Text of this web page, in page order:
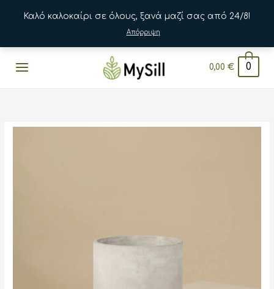
Καλό καλοκαίρι σε όλους, ξανά μαζί σας από 24/8!
Απόρριψη
στο
0,00€ 0